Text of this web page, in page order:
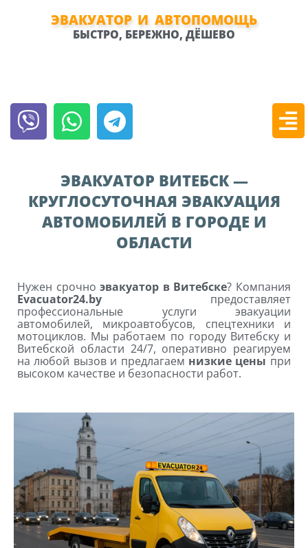
содержимому
ЭВАКУАТОР И АВТОПОМОЩЬ
БЫСТРО, БЕРЕЖНО, ДЁШЕВО
ViberWhatsapp
Telegram
ЭВАКУАТОР ВИТЕБСК —
КРУГЛОСУТОЧНАЯ ЭВАКУАЦИЯ
АВТОМОБИЛЕЙ В ГОРОДЕ И
ОБЛАСТИ
Нужен срочно эвакуатор в Витебске? Компания
Evacuator24.by предоставляет
профессиональные услуги эвакуации
автомобилей, микроавтобусов, спецтехники и
мотоциклов. Мы работаем по городу Витебску и
Витебской области 24/7, оперативно реагируем
на любой вызов и предлагаем низкие цены при
высоком качестве и безопасности работ.